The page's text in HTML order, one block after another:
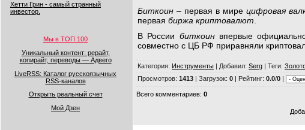
Хетти Грин - самый странный
инвестор.
Мы в ТОП 100
Уникальный контент: рерайт,
копирайт, переводы — Адвего
LiveRSS: Каталог русскоязычных
RSS-каналов
Открыть реальный счет
Мой Дзен
Биткоин – первая в мире цифровая
первая биржа криптовалют
В России биткоин впервые
совместно с ЦБ РФ приравняли
Категория: Инструменты | Добавил: Serg | Теги:
Просмотров: 1413 | Загрузок: 0 | Рейтинг: 0.0/0 |
Всего комментариев: 0